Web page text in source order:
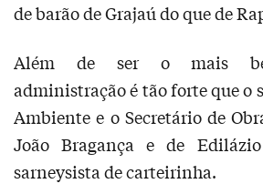
de barão de Grajaú do que de
Além de ser o mais
administração é tão forte que o
Ambiente e o Secretário de
João Bragança e de
sarneysista de carteirinha.